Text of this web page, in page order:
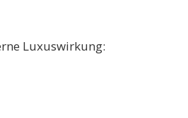
Luxuswirkung: